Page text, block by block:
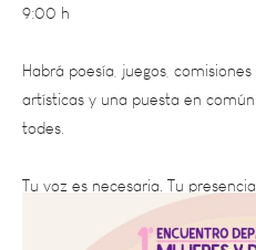
Habrá poesía, juegos, comisiones
artísticas y una puesta en
todes.
Tu voz es necesaria. Tu presencia